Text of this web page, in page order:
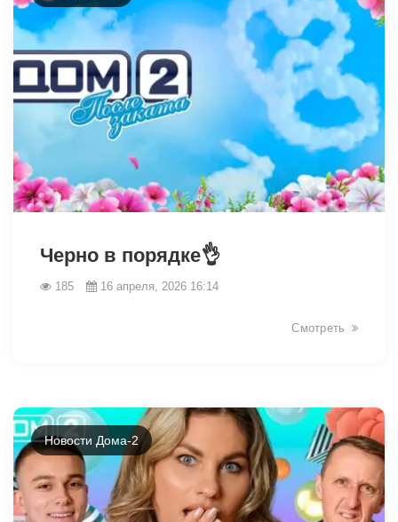
Черно в порядке👌
185 16 апреля, 2026 16:14
Смотреть
Новости Дома-2